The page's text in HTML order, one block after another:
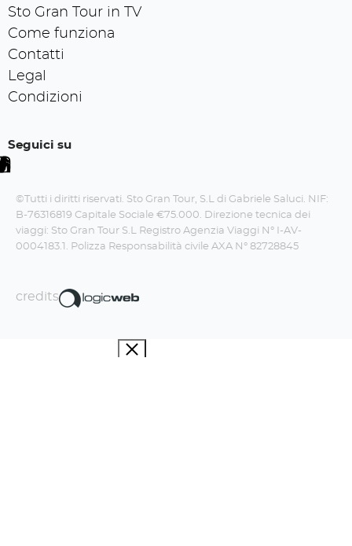
Sto Gran Tour in TV
Come funziona
Contatti
Legal
Condizioni
Seguici su
©Tutti i diritti riservati. Sto Gran Tour, S.L di Gabriele Saluci. NIF:
B-76316819 Capitale Sociale €75.000. Direzione tecnica dei
viaggi: Sto Gran Tour S.L Registro Agenzia Viaggi N° I-AV-
0004183.1. Polizza Responsabilità civile AXA N° 82728845
credits